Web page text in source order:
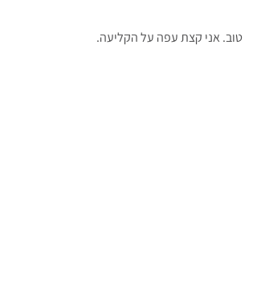
טוב. אני קצת עפה על הקליעה.